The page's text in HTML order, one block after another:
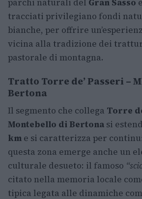
parchi naturali del Gran Sasso
tracciati privilegiano fondi
bianche, per offrire
vicina alla tradizione dei
pastorale di montagna.
Tratto Torre de’ Passeri –
Bertona
Il segmento che collega Torre
Montebello di Bertona si
km e si caratterizza per
questa zona emerge anche un
culturale desueto: il famoso
citato nella memoria locale
tipica legata alle dinamiche